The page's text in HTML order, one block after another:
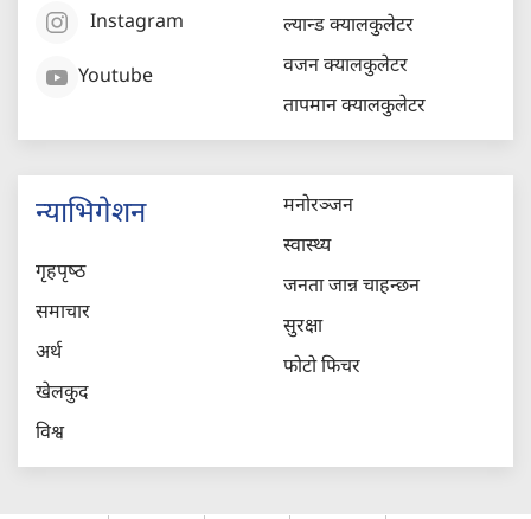
Instagram
Youtube
ल्यान्ड क्यालकुलेटर
वजन क्यालकुलेटर
तापमान क्यालकुलेटर
न्याभिगेशन
गृहपृष्‍ठ
समाचार
अर्थ
खेलकुद
विश्व
मनोरञ्जन
स्वास्थ्य
जनता जान्न चाहन्छन
सुरक्षा
फोटो फिचर